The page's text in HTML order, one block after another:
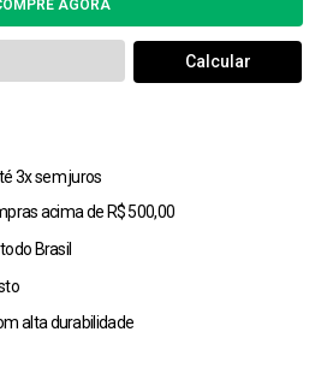
3x sem juros
acima de R$ 500,00
Brasil
alta durabilidade